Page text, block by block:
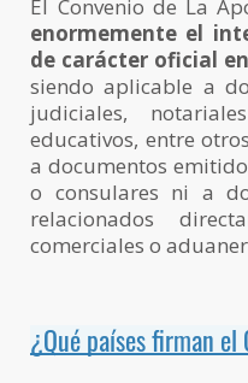
El Convenio de La
enormemente el
de carácter oficial
siendo aplicable a
judiciales,
educativos, entre
a documentos
o consulares ni a
relacionados
comerciales o
¿Qué países firman el